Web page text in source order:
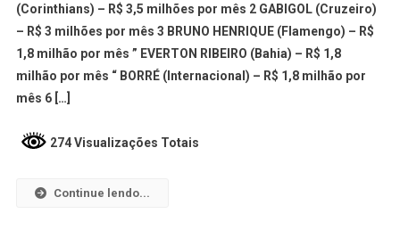
(Corinthians) – R$ 3,5 milhões por mês 2 GABIGOL (Cruzeiro)
– R$ 3 milhões por mês 3 BRUNO HENRIQUE (Flamengo) – R$
1,8 milhão por mês ” EVERTON RIBEIRO (Bahia) – R$ 1,8
milhão por mês “ BORRÉ (Internacional) – R$ 1,8 milhão por
mês 6 […]
274 Visualizações Totais
Continue lendo...